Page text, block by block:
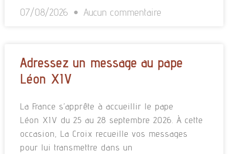
07/08/2026 Aucun commentaire
Adressez un message au pape
Léon XIV
La France s’apprête à accueillir le pape
Léon XIV du 25 au 28 septembre 2026. À cette
occasion, La Croix recueille vos messages
pour lui transmettre dans un